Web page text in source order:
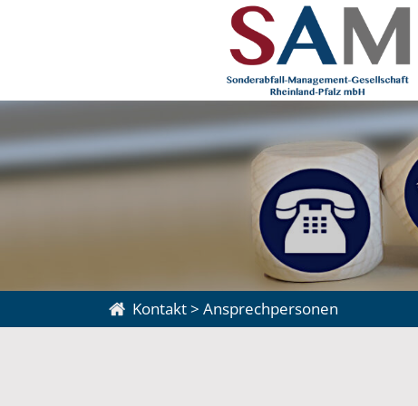
Kontakt> Ansprechpersonen